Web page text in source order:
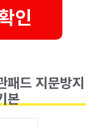
인
패드 지문방지
본